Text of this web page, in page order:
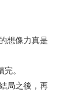
想像力真是
。
局之後，再